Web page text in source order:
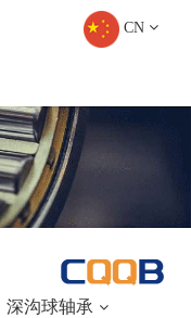
CN
深沟球轴承